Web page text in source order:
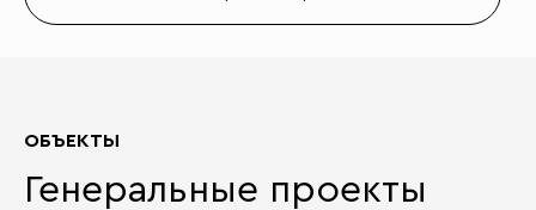
ОБЪЕКТЫ
Генеральные проекты